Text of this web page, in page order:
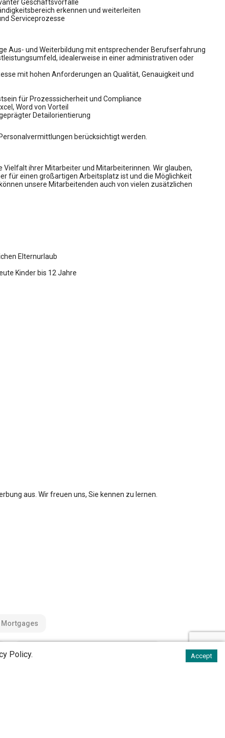
Geschäftsvorfälle
erkennen und weiterleiten
Serviceprozesse
Aus- und Weiterbildung mit entsprechender Berufserfahrung
idealerweise in einer administrativen oder
mit hohen Anforderungen an Qualität, Genauigkeit und
für Prozesssicherheit und Compliance
Word von Vorteil
Detailorientierung
berücksichtigt werden.
ihrer Mitarbeiter und Mitarbeiterinnen. Wir glauben,
für einen großartigen Arbeitsplatz ist und die Möglichkeit
unsere Mitarbeitenden auch von vielen zusätzlichen
Elternurlaub
Kinder bis 12 Jahre
aus. Wir freuen uns, Sie kennen zu lernen.
Legal & Compliance / Risk Management
Policy. Accept